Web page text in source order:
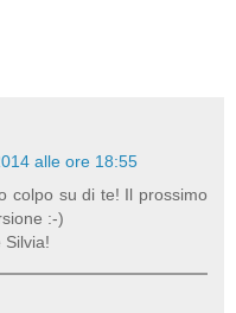
alle ore 18:55
colpo su di te! Il prossimo
:-)
Silvia!